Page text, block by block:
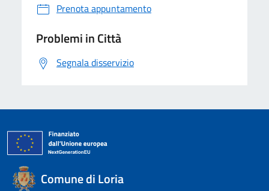
Prenota appuntamento
Problemi in Città
Segnala disservizio
Comune di Loria